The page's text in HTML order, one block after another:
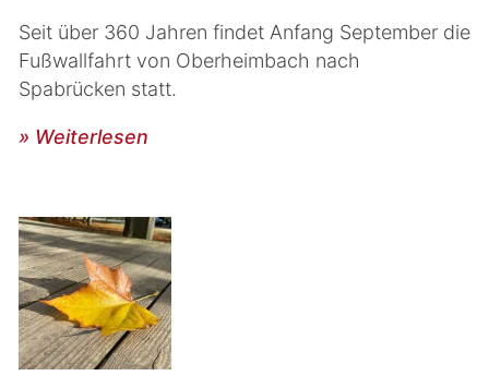
Seit über 360 Jahren findet Anfang September die
Fußwallfahrt von Oberheimbach nach
Spabrücken statt.
» Weiterlesen